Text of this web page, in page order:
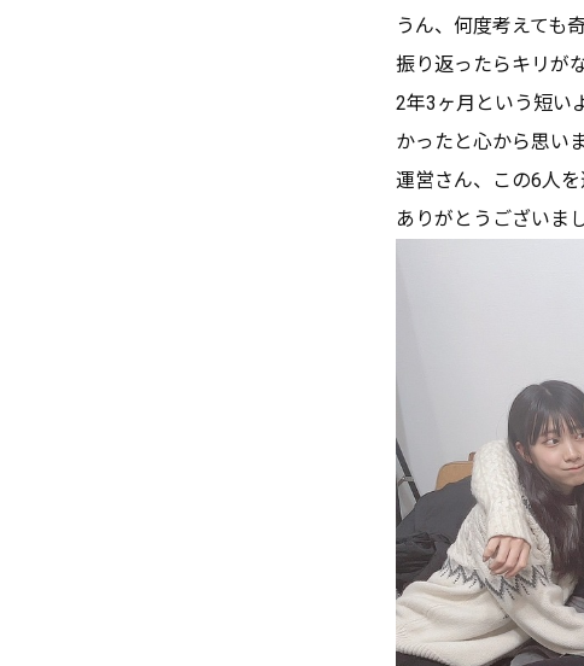
うん、何度考えても
振り返ったらキリが
2年3ヶ月という短い
かったと心から思い
運営さん、この6人
ありがとうございま